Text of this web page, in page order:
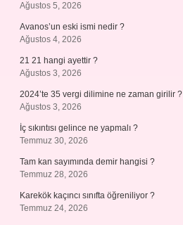
Ağustos 5, 2026
Avanos’un eski ismi nedir ?
Ağustos 4, 2026
21 21 hangi ayettir ?
Ağustos 3, 2026
2024’te 35 vergi dilimine ne zaman girilir ?
Ağustos 3, 2026
İç sıkıntısı gelince ne yapmalı ?
Temmuz 30, 2026
Tam kan sayımında demir hangisi ?
Temmuz 28, 2026
Karekök kaçıncı sınıfta öğreniliyor ?
Temmuz 24, 2026